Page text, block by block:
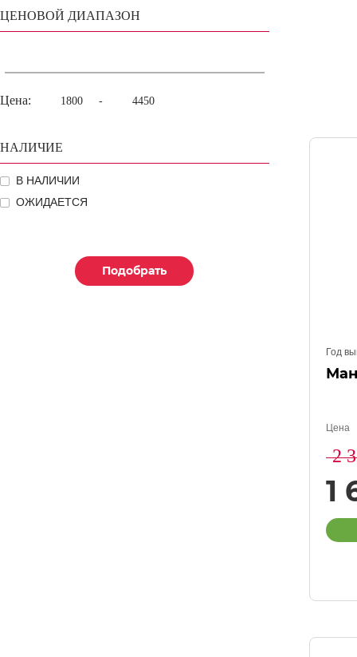
ЦЕНОВОЙ ДИАПАЗОН
Цена: -
НАЛИЧИЕ
В НАЛИЧИИ
ОЖИДАЕТСЯ
Подобрать
Подобрать
Подобрать
Год
Цена
2
1